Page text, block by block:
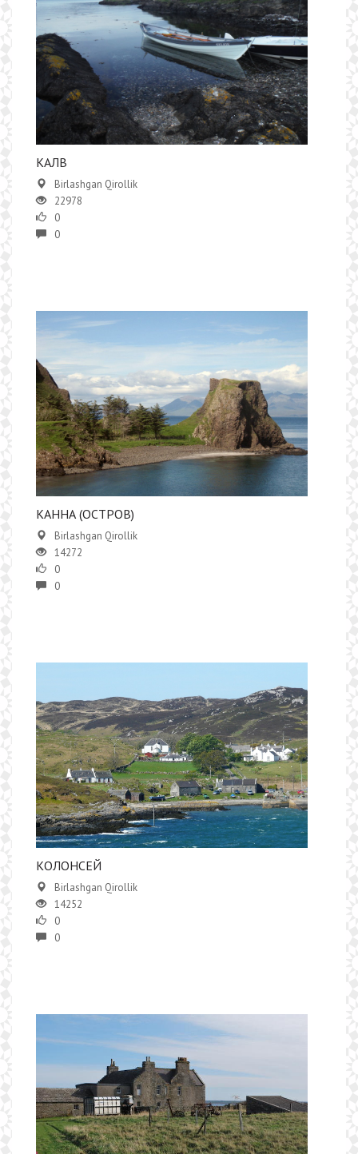
КАЛВ
Birlashgan Qirollik
22978
0
0
КАННА (ОСТРОВ)
Birlashgan Qirollik
14272
0
0
КОЛОНСЕЙ
Birlashgan Qirollik
14252
0
0